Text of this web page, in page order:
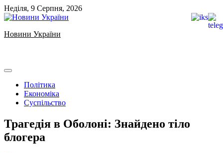
Skip
to
Неділя, 9 Серпня, 2026
Новини України
Політика
Економіка
Суспільство
Трагедія в Оболоні: Знайдено тіло
блогера